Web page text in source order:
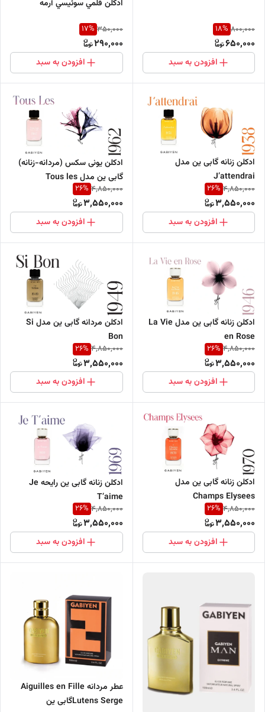
800,000
18%
650,000
افزودن به سبد
ادكلن قلمي سوئيسي آرمه
350,000
17%
290,000
افزودن به سبد
ادکلن زنانه گابی ین مدل
J’attendrai
4,850,000
26%
3,550,000
افزودن به سبد
ادکلن یونی سکس (مردانه-زنانه)
گابی ین مدل Tous les
4,850,000
26%
3,550,000
افزودن به سبد
ادکلن زنانه گابی ین مدل La Vie
en Rose
4,850,000
26%
3,550,000
افزودن به سبد
ادکلن مردانه گابی ین مدل Si
Bon
4,850,000
26%
3,550,000
افزودن به سبد
ادکلن زنانه گابی ین مدل
Champs Elysees
4,850,000
26%
3,550,000
افزودن به سبد
ادکلن زنانه گابی ین رایحه Je
T’aime
4,850,000
26%
3,550,000
افزودن به سبد
عطر مردانه Aiguilles en Fille
Lutens Sergeگابی ین